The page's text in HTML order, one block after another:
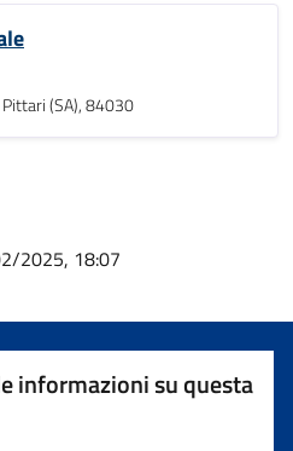
(SA), 84030
2025, 18:07
informazioni su questa